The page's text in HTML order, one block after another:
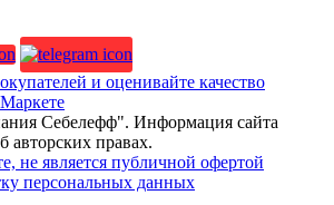
Себелефф". Информация сайта
авторских правах.
не является публичной офертой
персональных данных